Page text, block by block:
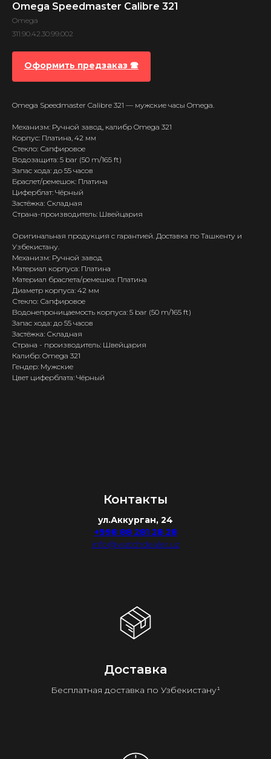
Omega Speedmaster Calibre 321
Omega
311.90.42.30.99.002
Оформить предзаказ 🕿
Omega Speedmaster Calibre 321 — мужские часы Omega.
Механизм: Ручной завод, калибр Omega 321
Корпус: Платина, 42 мм
Стекло: Сапфировое
Водозащита: 5 bar (50 m/165 ft)
Запас хода: до 55 часов
Браслет/ремешок: Платина
Циферблат: Чёрный
Застёжка: Складная
Страна-производитель: Швейцария
Оригинальная продукция с гарантией. Доставка по Ташкенту и
Узбекистану.
Механизм: Ручной завод
Материал корпуса: Платина
Материал браслета/ремешка: Платина
Диаметр корпуса: 42 мм
Стекло: Сапфировое
Водонепроницаемость корпуса: 5 bar (50 m/165 ft)
Запас хода: до 55 часов
Застёжка: Складная
Страна - производитель: Швейцария
Калибр: Omega 321
Гендер: Мужские
Цвет циферблата: Чёрный
Контакты
ул.Аккурган, 24
+998 88 281 28 28
info@watchdealer.uz
Доставка
Бесплатная доставка по Узбекистану¹